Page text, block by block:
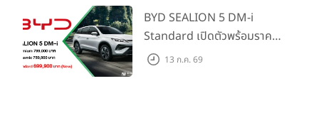
แรก)
BYD SEALION 5 DM-i
Standard เปิดตัวพร้อมราคา
คาดการณ์ 699,900 บาท รุ่น
13 ก.ค. 69